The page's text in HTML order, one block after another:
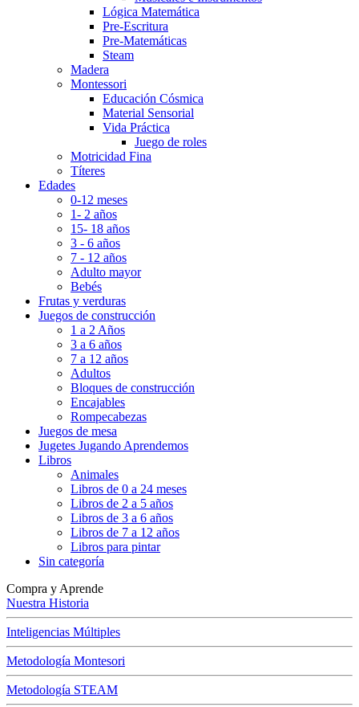
Lógica Matemática
Pre-Escritura
Pre-Matemáticas
Steam
Madera
Montessori
Educación Cósmica
Material Sensorial
Vida Práctica
Juego de roles
Motricidad Fina
Títeres
Edades
0-12 meses
1- 2 años
15- 18 años
3 - 6 años
7 - 12 años
Adulto mayor
Bebés
Frutas y verduras
Juegos de construcción
1 a 2 Años
3 a 6 años
7 a 12 años
Adultos
Bloques de construcción
Encajables
Rompecabezas
Juegos de mesa
Jugetes Jugando Aprendemos
Libros
Animales
Libros de 0 a 24 meses
Libros de 2 a 5 años
Libros de 3 a 6 años
Libros de 7 a 12 años
Libros para pintar
Sin categoría
Compra y Aprende
Nuestra Historia
Inteligencias Múltiples
Metodología Montesori
Metodología STEAM